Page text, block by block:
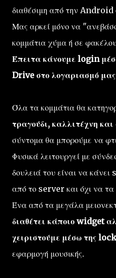
διαθέσιμη από την Android
Μας αρκεί μόνο να
κομμάτια χύμα ή σε
Έπειτα κάνουμε login
Drive στο λογαριασμό μας
Όλα τα κομμάτια θα
τραγούδι, καλλιτέχνη
σύντομα θα μπορούμε να
Φυσικά λειτουργεί με
δουλειά του είναι να
από το server και όχι να τα
Ένα από τα μεγάλα
διαθέτει κάποιο widget
χειριστούμε μέσω της
εφαρμογή μουσικής.